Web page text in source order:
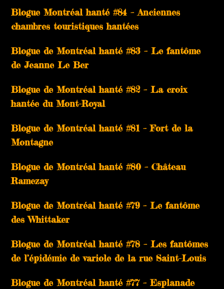
Blogue Montréal hanté #84 – Anciennes
chambres touristiques hantées
Blogue de Montréal hanté #83 – Le fantôme
de Jeanne Le Ber
Blogue de Montréal hanté #82 – La croix
hantée du Mont-Royal
Blogue de Montréal hanté #81 – Fort de la
Montagne
Blogue de Montréal hanté #80 – Château
Ramezay
Blogue de Montréal hanté #79 – Le fantôme
des Whittaker
Blogue de Montréal hanté #78 – Les fantômes
de l’épidémie de variole de la rue Saint-Louis
Blogue de Montréal hanté #77 – Esplanade